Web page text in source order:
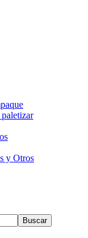
y Otros
Buscar